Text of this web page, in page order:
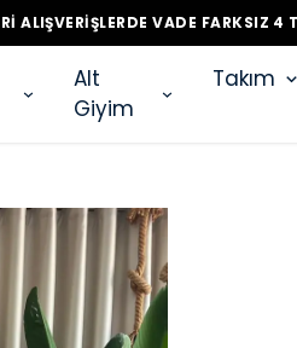
ALIŞVERIŞLERDE VADE FARKSIZ 4
Alt
Giyim
Takım